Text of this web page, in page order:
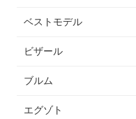
ベストモデル
ビザール
ブルム
エグゾト